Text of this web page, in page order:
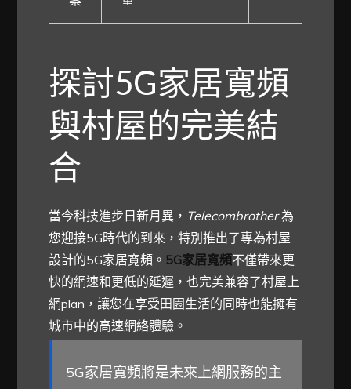
探討5G家居寬頻
與村屋的完美結
合
當今科技進步日新月異， Telecombrother為
您迎接5G時代的到來，特別推出了專為村屋
設計的5G家居寬頻。 5G家居寬頻不僅帶來更
快的網速和更低的延遲，也完美兼容了村屋上
網plan，讓您在享受田園生活的同時也能擁有
城市中的高速網絡體驗。
5G家居寬頻將是未來上網服務的主